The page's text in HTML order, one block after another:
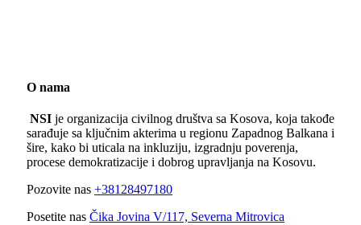
O nama
NSI je organizacija civilnog društva sa Kosova, koja takođe
sarađuje sa ključnim akterima u regionu Zapadnog Balkana i
šire, kako bi uticala na inkluziju, izgradnju poverenja,
procese demokratizacije i dobrog upravljanja na Kosovu.
Pozovite nas +38128497180
Posetite nas Čika Jovina V/117, Severna Mitrovica